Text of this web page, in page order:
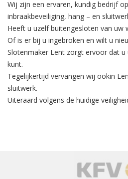
Wij zijn een ervaren, kundig bedrijf
inbraakbeveiliging, hang – en
Heeft u uzelf buitengesloten van uw
Of is er bij u ingebroken en wilt u
Slotenmaker Lent zorgt ervoor dat
kunt.
Tegelijkertijd vervangen wij ookin
sluitwerk.
Uiteraard volgens de huidige